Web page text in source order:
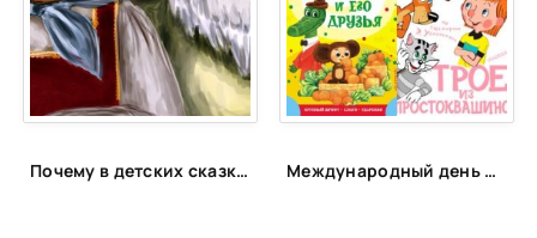
Почему в детских сказках есть бабки и дедки, но нет мам и пап? Международный день друзей | ЦБС Пожарского МО